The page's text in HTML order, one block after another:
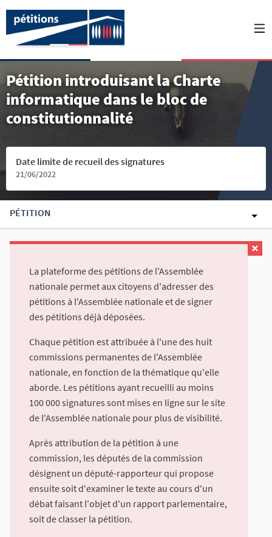
Pétition introduisant la Charte
informatique dans le bloc de
constitutionnalité
Date limite de recueil des signatures
21/06/2022
PÉTITION
La plateforme des pétitions de l'Assemblée
nationale permet aux citoyens d'adresser des
pétitions à l'Assemblée nationale et de signer
des pétitions déjà déposées.
Chaque pétition est attribuée à l'une des huit
commissions permanentes de l'Assemblée
nationale, en fonction de la thématique qu'elle
aborde. Les pétitions ayant recueilli au moins
100 000 signatures sont mises en ligne sur le site
de l'Assemblée nationale pour plus de visibilité.
Après attribution de la pétition à une
commission, les députés de la commission
désignent un député-rapporteur qui propose
ensuite soit d'examiner le texte au cours d'un
débat faisant l'objet d'un rapport parlementaire,
soit de classer la pétition.